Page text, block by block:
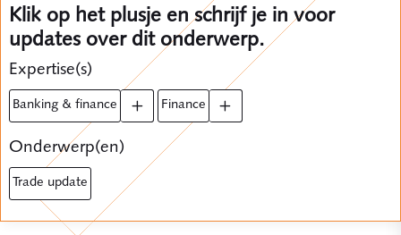
Klik op het plusje en schrijf je in voor
updates over dit onderwerp.
Expertise(s)
banking & finance finance
Onderwerp(en)
trade update